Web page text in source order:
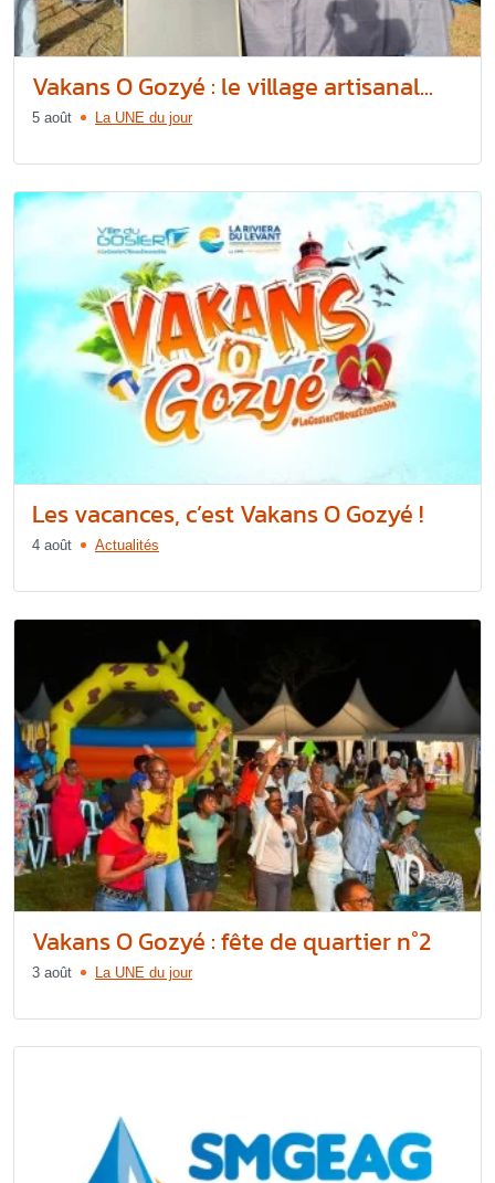
Vakans O Gozyé : le village artisanal...
5 août La UNE du jour
Les vacances, c’est Vakans O Gozyé !
4 août Actualités
Vakans O Gozyé : fête de quartier n°2
3 août La UNE du jour